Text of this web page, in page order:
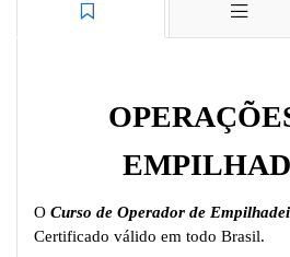
O Curso de Operador de
Certificado válido em todo Brasil.